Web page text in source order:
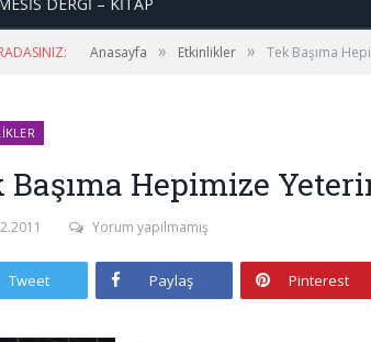
Anasayfa » Etkinlikler » Tek Başıma
Başıma Hepimize
Yorum yapılmamış
Tweet Paylaş Pinterest